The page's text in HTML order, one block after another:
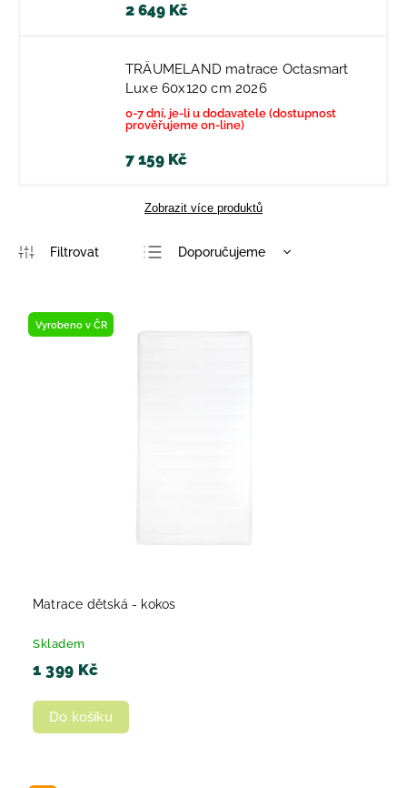
2 649 Kč
TRÄUMELAND matrace Octasmart
Luxe 60x120 cm 2026
0-7 dní, je-li u dodavatele (dostupnost
prověřujeme on-line)
7 159 Kč
Zobrazit více produktů
Doporučujeme
Vyrobeno v ČR
Matrace dětská - kokos
Skladem
1 399 Kč
Do košíku